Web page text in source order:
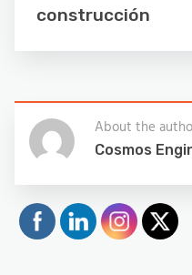
construcción
About the
Cosmos